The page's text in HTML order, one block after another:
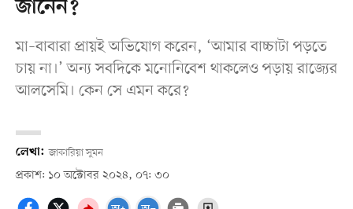
জানেন?
মা–বাবারা প্রায়ই অভিযোগ ক‌রেন, ‘আমার বাচ্চাটা পড়‌তে
চায় না।’ অন‌্য সবদি‌কে ম‌নো‌নি‌বেশ থাক‌লেও পড়ায় রা‌জ্যের
আল‌সেমি। কেন সে এমন করে?
লেখা: জাকারিয়া সুমন
প্রকাশ: ১০ অক্টোবর ২০২৪, ০৭: ৩০